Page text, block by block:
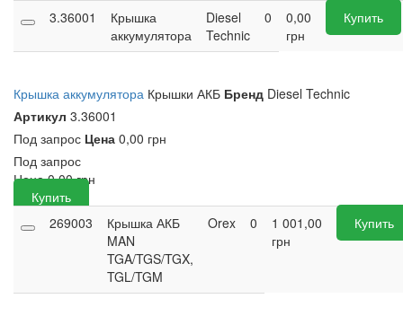
3.36001
Крышка
аккумулятора
Diesel
Technic
0
0,00
грн
Купить
Крышка аккумулятора Крышки АКБ Бренд Diesel Technic
Артикул 3.36001
Под запрос Цена 0,00 грн
Под запрос
Цена 0,00грн
Купить
269003
Крышка АКБ
MAN
TGA/TGS/TGX,
TGL/TGM
Orex 0
1 001,00
грн
Купить